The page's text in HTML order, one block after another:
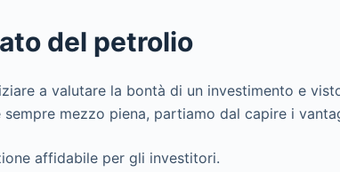
del petrolio
a valutare la bontà di un investimento e
mezzo piena, partiamo dal capire i
affidabile per gli investitori.